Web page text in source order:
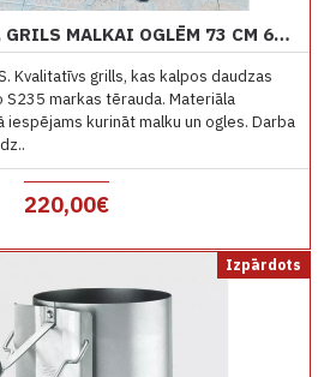
GRILLS, MANGALS, GRILS MALKAI OGLĒM 73 CM 6MM
Kvalitatīvs grills, kas kalpos daudzas
markas tērauda. Materiāla
iespējams kurināt malku un ogles. Darba
220,00€
Izpārdots